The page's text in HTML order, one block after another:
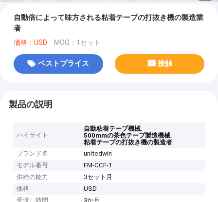
自動倍によって味方される粘着テープの打抜き機の製造業
者
価格：USD MOQ：1セット
ベストプライス 接触
製品の説明
ハイライト
自動粘着テープ機械,
500mmの茶色テープ製造機械,
粘着テープの打抜き機の製造者
ブランド名
unitedwin
モデル番号
FM-CCF-1
供給の能力
3セット月
価格
USD
受渡し時間
3か月